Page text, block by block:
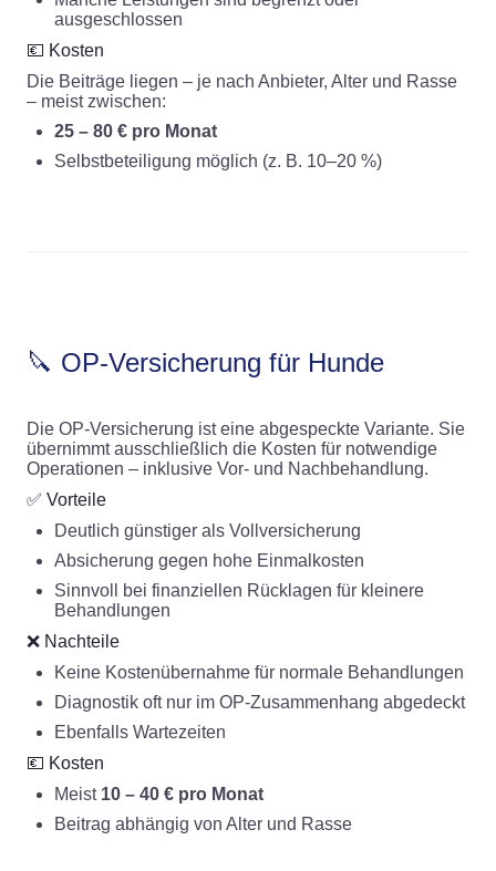
ausgeschlossen
💶 Kosten
Die Beiträge liegen – je nach Anbieter, Alter und Rasse
– meist zwischen:
25 – 80 € pro Monat
Selbstbeteiligung möglich (z. B. 10–20 %)
🔪 OP-Versicherung für Hunde
Die OP-Versicherung ist eine abgespeckte Variante. Sie
übernimmt ausschließlich die Kosten für notwendige
Operationen – inklusive Vor- und Nachbehandlung.
✅ Vorteile
Deutlich günstiger als Vollversicherung
Absicherung gegen hohe Einmalkosten
Sinnvoll bei finanziellen Rücklagen für kleinere
Behandlungen
❌ Nachteile
Keine Kostenübernahme für normale Behandlungen
Diagnostik oft nur im OP-Zusammenhang abgedeckt
Ebenfalls Wartezeiten
💶 Kosten
Meist 10 – 40 € pro Monat
Beitrag abhängig von Alter und Rasse